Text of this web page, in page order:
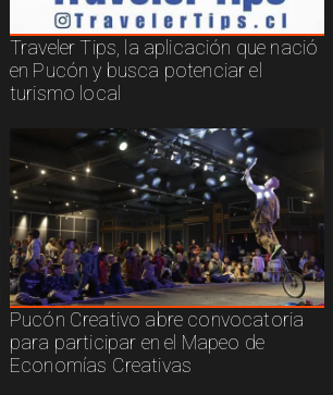
Traveler Tips, la aplicación que nació
en Pucón y busca potenciar el
turismo local
Pucón Creativo abre convocatoria
para participar en el Mapeo de
Economías Creativas